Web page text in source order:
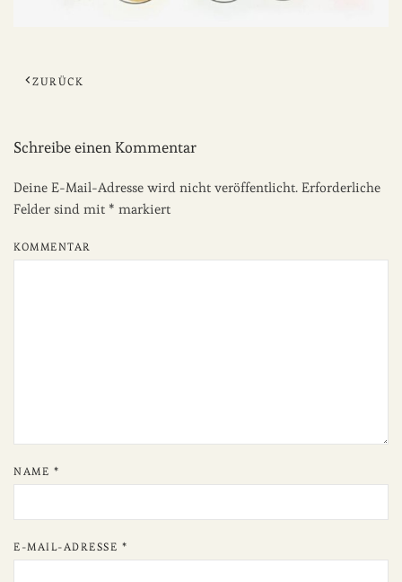
ZURÜCK
Schreibe einen Kommentar
Deine E-Mail-Adresse wird nicht veröffentlicht. Erforderliche
Felder sind mit * markiert
KOMMENTAR
NAME *
E-MAIL-ADRESSE *